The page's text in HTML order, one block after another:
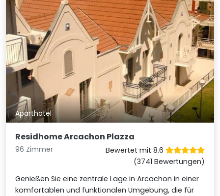
Aparthotel
Residhome Arcachon Plazza
96 Zimmer
Bewertet mit 8.6
(3741 Bewertungen)
Genießen Sie eine zentrale Lage in Arcachon in einer
komfortablen und funktionalen Umgebung, die für